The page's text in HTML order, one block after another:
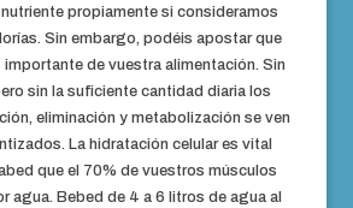
nutriente propiamente si consideramos
Sin embargo, podéis apostar que
importante de vuestra alimentación. Sin
sin la suficiente cantidad diaria los
eliminación y metabolización se ven
La hidratación celular es vital
que el 70% de vuestros músculos
agua. Bebed de 4 a 6 litros de agua al